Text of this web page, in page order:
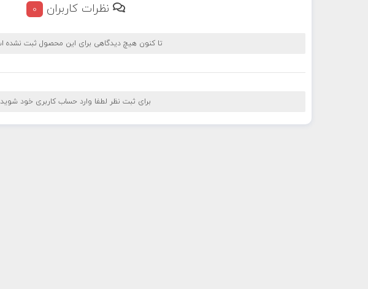
نظرات کاربران 0
تا کنون هیچ دیدگاهی برای این محصول ثبت نشده
برای ثبت نظر لطفا وارد حساب کاربری خود شوید